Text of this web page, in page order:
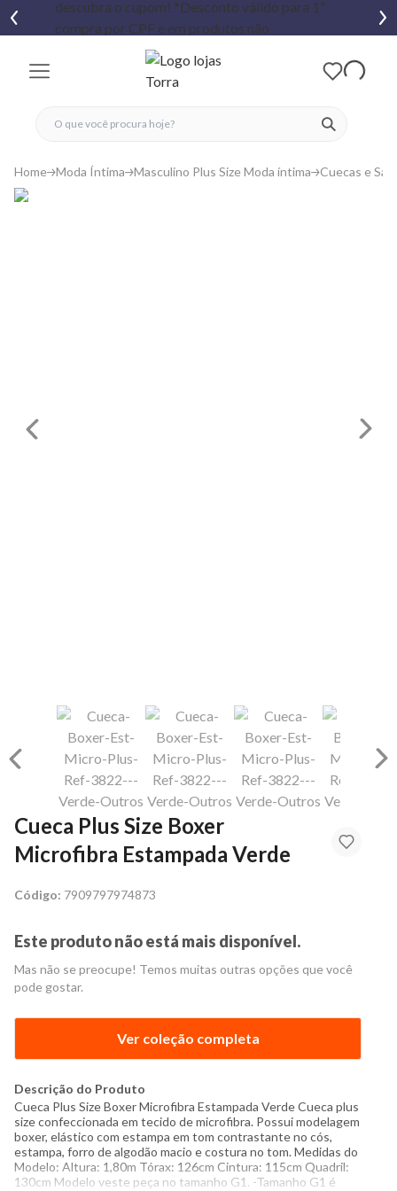
ver
fechar menu
fechar menu
favoritos
Home Moda Íntima Masculino Plus Size Moda íntima Cuecas e
Cueca Plus Size Boxer
Microfibra Estampada Verde
Código: 7909797974873
Este produto não está mais disponível.
Mas não se preocupe! Temos muitas outras opções que você
pode gostar.
Ver coleção completa
Descrição do Produto
Cueca Plus Size Boxer Microfibra Estampada Verde Cueca plus
size confeccionada em tecido de microfibra. Possui modelagem
boxer, elástico com estampa em tom contrastante no cós,
estampa, forro de algodão macio e costura no tom. Medidas do
Modelo: Altura: 1,80m Tórax: 126cm Cintura: 115cm Quadril:
130cm Modelo veste peça no tamanho G1. -Tamanho G1 é